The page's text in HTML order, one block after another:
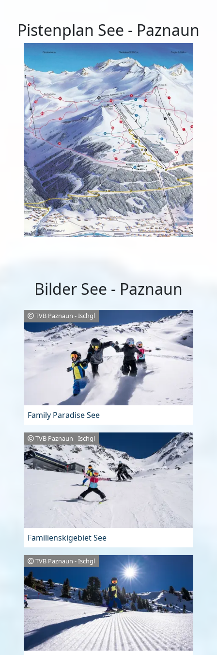
Pistenplan See - Paznaun
Bilder See - Paznaun
TVB Paznaun - Ischgl
Family Paradise See
TVB Paznaun - Ischgl
Familienskigebiet See
TVB Paznaun - Ischgl